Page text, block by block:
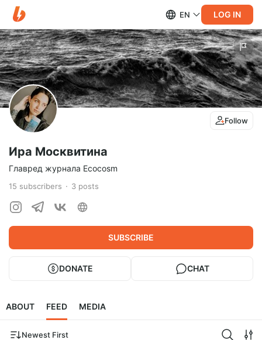
EN LOG IN
Follow
Ира Москвитина
Главред журнала Ecocosm
15 subscribers 3 posts
SUBSCRIBE
DONATE CHAT
ABOUT FEED MEDIA
Newest First